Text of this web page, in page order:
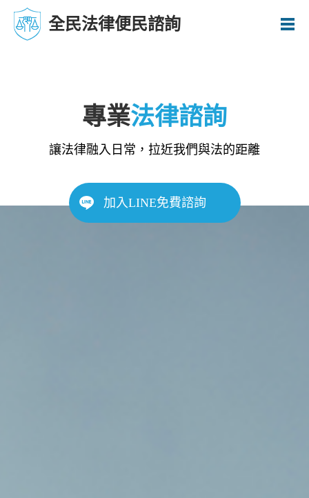
全民法律便民諮詢
專業法律諮詢
讓法律融入日常，拉近我們與法的距離
加入LINE免費諮詢